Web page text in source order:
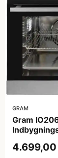
GRAM
Gram